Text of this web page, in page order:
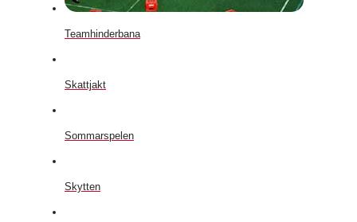
Teamhinderbana
Skattjakt
Sommarspelen
Skytten